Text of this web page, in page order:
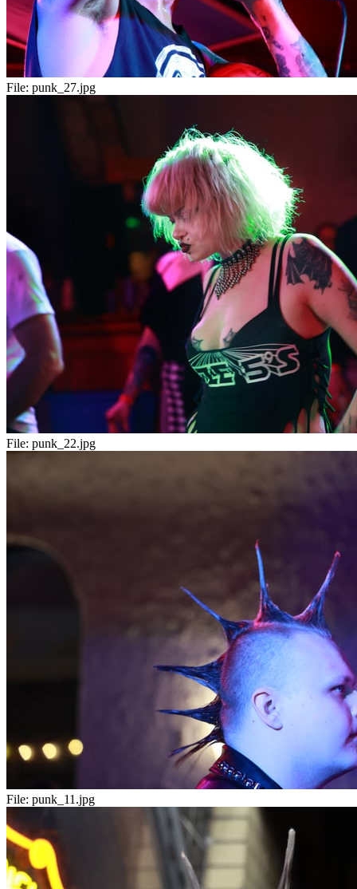
File: punk_27.jpg
File: punk_22.jpg
File: punk_11.jpg